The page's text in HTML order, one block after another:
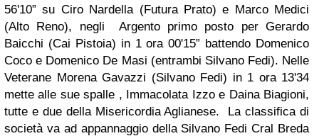
56'10” su Ciro Nardella (Futura Prato) e Marco Medici
(Alto Reno), negli Argento primo posto per Gerardo
Baicchi (Cai Pistoia) in 1 ora 00'15” battendo Domenico
Coco e Domenico De Masi (entrambi Silvano Fedi). Nelle
Veterane Morena Gavazzi (Silvano Fedi) in 1 ora 13'34
mette alle sue spalle , Immacolata Izzo e Daina Biagioni,
tutte e due della Misericordia Aglianese. La classifica di
società va ad appannaggio della Silvano Fedi Cral Breda